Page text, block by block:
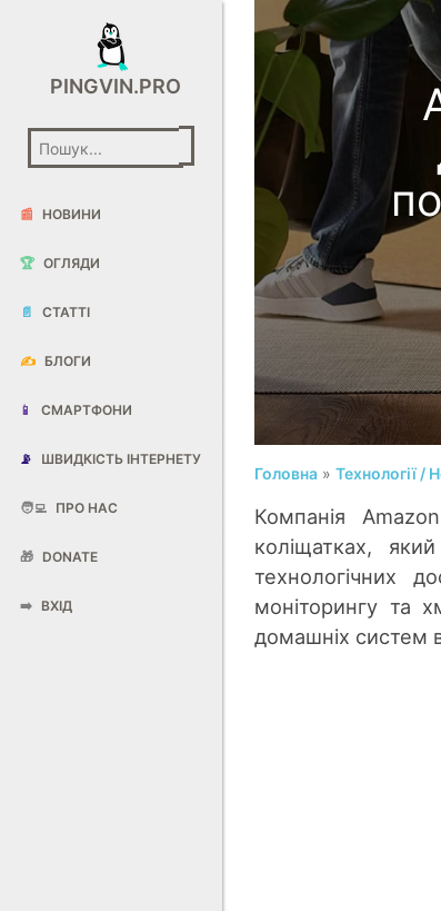
PINGVIN.PRO
📰 НОВИНИ
🏆 ОГЛЯДИ
📄 СТАТТІ
✍️ БЛОГИ
📱 СМАРТФОНИ
📡 ШВИДКІСТЬ ІНТЕРНЕТУ
🧑‍💻 ПРО НАС
🎁 DONATE
➡️ ВХІД
Головна »Технології /
Компанія
коліщатках,
технологічних
моніторингу та
домашніх систем